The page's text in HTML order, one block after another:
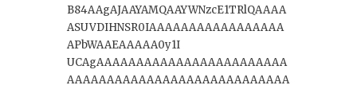
B84AAgAJAAYAMQAAYWNzcE1TRlQAAAA
ASUVDIHNSR0IAAAAAAAAAAAAAAAAA
APbWAAEAAAAA0y1I
UCAgAAAAAAAAAAAAAAAAAAAAAAAA
AAAAAAAAAAAAAAAAAAAAAAAAAAAA